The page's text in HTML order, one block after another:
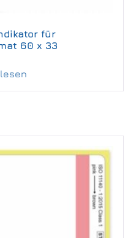
für
60 x 33